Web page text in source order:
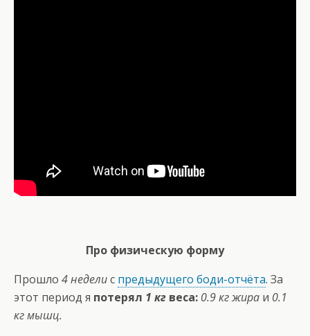
Про физическую форму
Прошло 4 неделис предыдущего боди-отчёта. За
этот период я потерял 1 кг веса: 0.9 кг жира и 0.1
кг мышц.